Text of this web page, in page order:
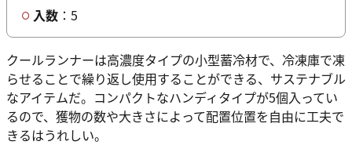
入数 ：5
クールランナーは高濃度タイプの小型蓄冷材で、冷凍庫で凍
らせることで繰り返し使用することができる、サステナブル
なアイテムだ。コンパクトなハンディタイプが5個入ってい
るので、獲物の数や大きさによって配置位置を自由に工夫で
きるはうれしい。